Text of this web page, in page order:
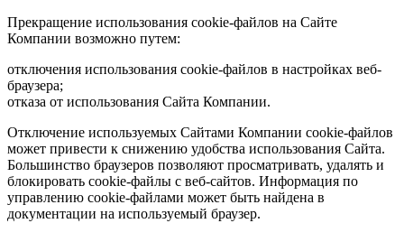
Прекращение использования cookie-файлов на Сайте
Компании возможно путем:
отключения использования cookie-файлов в настройках веб-
браузера;
отказа от использования Сайта Компании.
Отключение используемых Сайтами Компании cookie-файлов
может привести к снижению удобства использования Сайта.
Большинство браузеров позволяют просматривать, удалять и
блокировать cookie-файлы c веб-сайтов. Информация по
управлению cookie-файлами может быть найдена в
документации на используемый браузер.